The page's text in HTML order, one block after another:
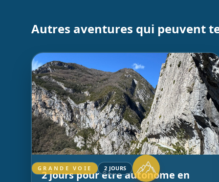
Autres aventures qui peuvent
GRANDE VOIE 2 JOURS
2 jours pour être autonome en